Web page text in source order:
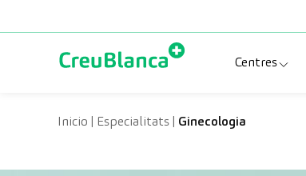
Centres
Inicio | Especialitats| Ginecologia